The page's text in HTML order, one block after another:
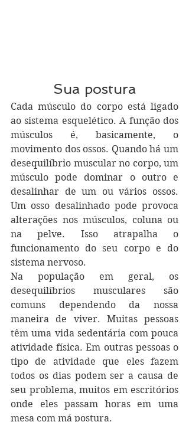
Sua postura
Cada músculo do corpo está ligado
ao sistema esquelético. A função dos
músculos é, basicamente, o
movimento dos ossos. Quando há um
desequilíbrio muscular no corpo, um
músculo pode dominar o outro e
desalinhar de um ou vários ossos.
Um osso desalinhado pode provoca
alterações nos músculos, coluna ou
na pelve. Isso atrapalha o
funcionamento do seu corpo e do
sistema nervoso.
Na população em geral, os
desequilíbrios musculares são
comuns dependendo da nossa
maneira de viver. Muitas pessoas
têm uma vida sedentária com pouca
atividade física. Em outras pessoas o
tipo de atividade que eles fazem
todos os dias podem ser a causa de
seu problema, muitos em escritórios
onde eles passam horas em uma
mesa com má postura.